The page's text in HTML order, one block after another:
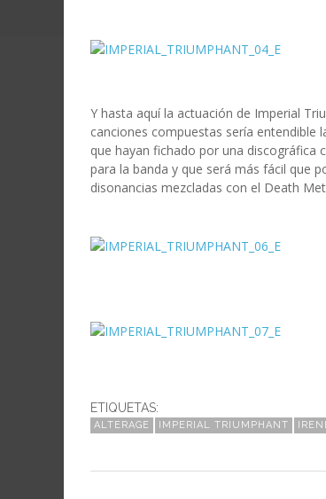
Y hasta aquí la actuación de Imperial
canciones compuestas sería entendible
que hayan fichado por una discográfica
para la banda y que será más fácil que
disonancias mezcladas con el Death
ETIQUETAS:
ALTERAGE IMPERIAL TRIUMPHANT